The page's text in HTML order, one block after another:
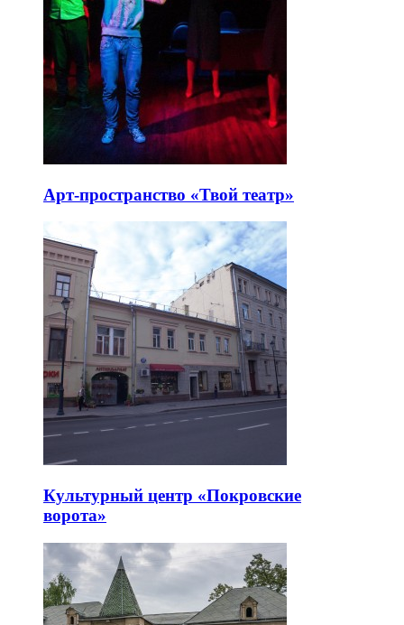
Арт-пространство «Твой театр»
Культурный центр «Покровские
ворота»